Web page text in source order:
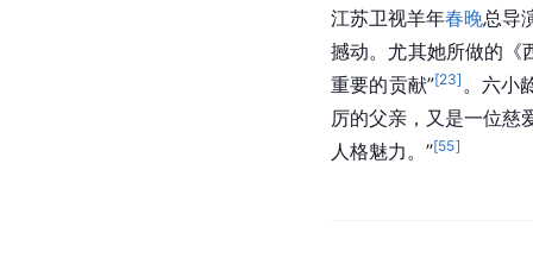
江苏卫视羊年春晚总导
撼动。尤其她所做的《
重要的贡献”[23] 。 六小
厉的父亲，又是一位慈
人格魅力。”[55]